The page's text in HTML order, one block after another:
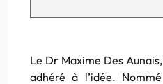
Le Dr Maxime Des
adhéré à l’idée.